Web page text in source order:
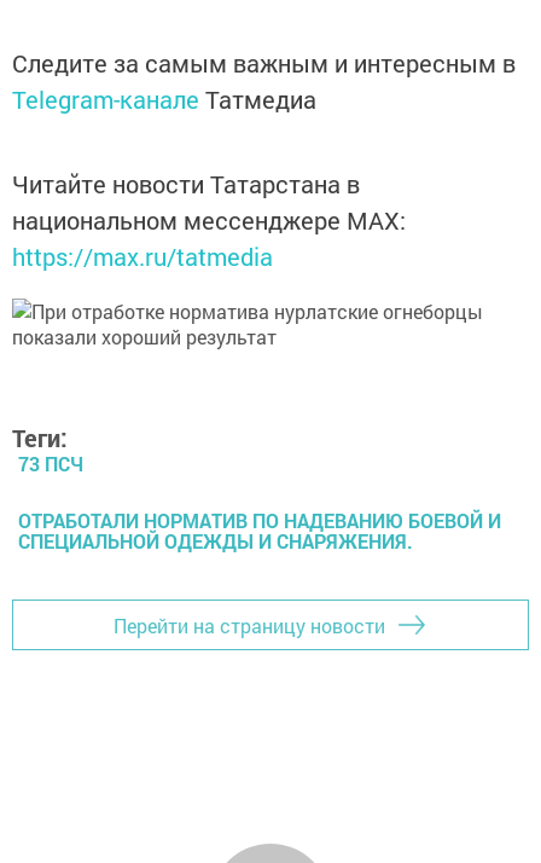
Следите за самым важным и интересным в
Telegram-канале Татмедиа
Читайте новости Татарстана в
национальном мессенджере MАХ:
https://max.ru/tatmedia
Теги:
73 ПСЧ
ОТРАБОТАЛИ НОРМАТИВ ПО НАДЕВАНИЮ БОЕВОЙ И
СПЕЦИАЛЬНОЙ ОДЕЖДЫ И СНАРЯЖЕНИЯ.
Перейти на страницу новости